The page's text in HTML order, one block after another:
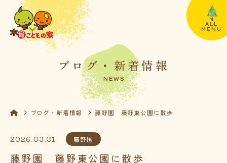
ALL
MENU
ブログ・新着情報
NEWS
ブログ・新着情報 藤野園 藤野東公園に散歩
2026.03.31 藤野園
藤野園 藤野東公園に散歩